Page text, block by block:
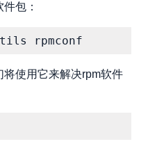
包：
使用它来解决rpm软件